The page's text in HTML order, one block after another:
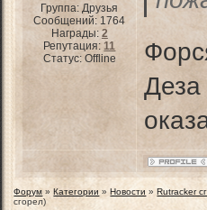
Группа: Друзья
Сообщений: 1764
Награды:2
Репутация:11
Статус: Offline
Форум » Категории » Новости » Rutracker
сгорел)